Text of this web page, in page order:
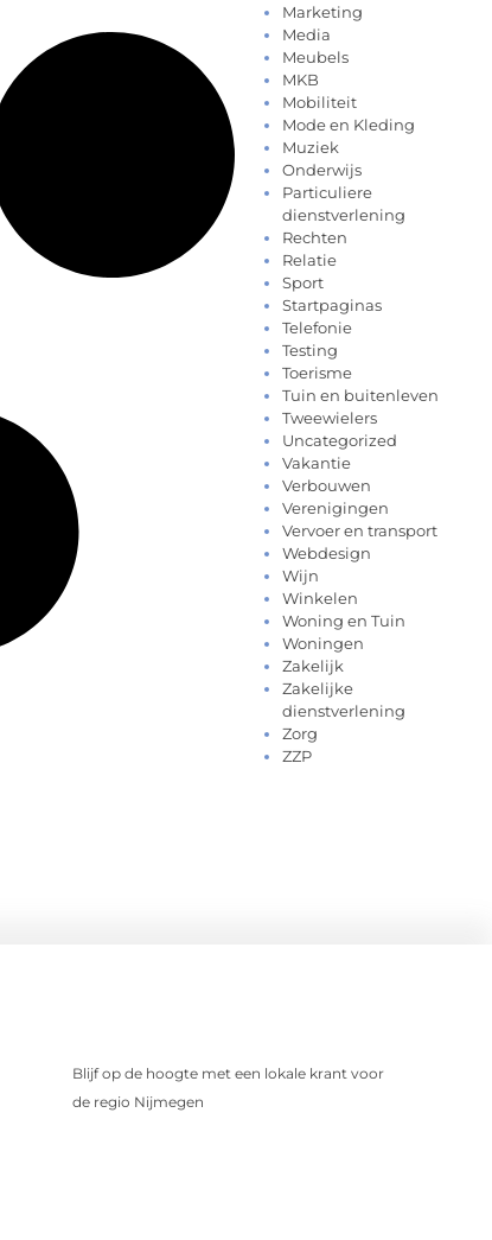
Marketing
Media
Meubels
MKB
Mobiliteit
Mode en Kleding
Muziek
Onderwijs
Particuliere
dienstverlening
Rechten
Relatie
Sport
Startpaginas
Telefonie
Testing
Toerisme
Tuin en buitenleven
Tweewielers
Uncategorized
Vakantie
Verbouwen
Verenigingen
Vervoer en transport
Webdesign
Wijn
Winkelen
Woning en Tuin
Woningen
Zakelijk
Zakelijke
dienstverlening
Zorg
ZZP
Blijf op de hoogte met een lokale krant voor
de regio Nijmegen